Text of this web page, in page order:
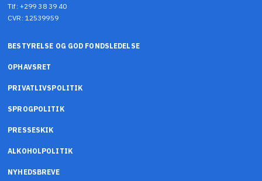
Tlf: +299 38 39 40
CVR: 12539959
BESTYRELSE OG GOD FONDSLEDELSE
OPHAVSRET
PRIVATLIVSPOLITIK
SPROGPOLITIK
PRESSESKIK
ALKOHOLPOLITIK
NYHEDSBREVE